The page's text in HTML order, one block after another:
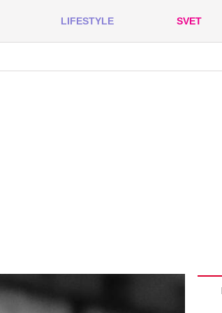
LIFESTYLE SVET